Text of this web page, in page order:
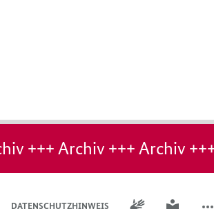
+++ Archiv +++ Archiv
DATENSCHUTZHINWEIS